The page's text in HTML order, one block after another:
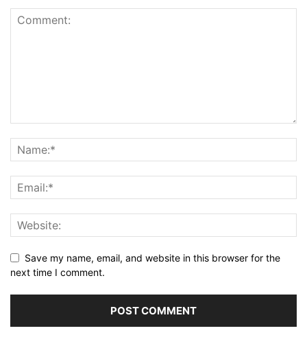
Save my name, email, and website in this browser for the
next time I comment.